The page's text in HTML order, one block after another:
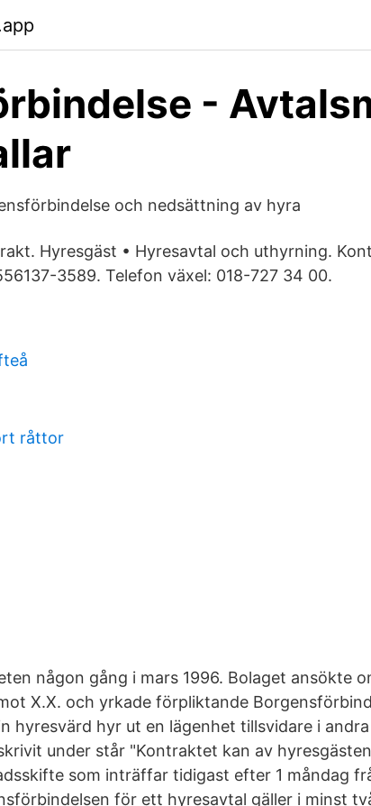
-
och nedsättning av hyra
Hyresgäst • Hyresavtal och uthyrning.
3589. Telefon växel: 018-727 34 00.
råttor
någon gång i mars 1996. Bolaget ansökte
X.X. och yrkade förpliktande
hyresvärd hyr ut en lägenhet tillsvidare i
under står "Kontraktet kan av
som inträffar tidigast efter 1 måndag
för ett hyresavtal gäller i minst